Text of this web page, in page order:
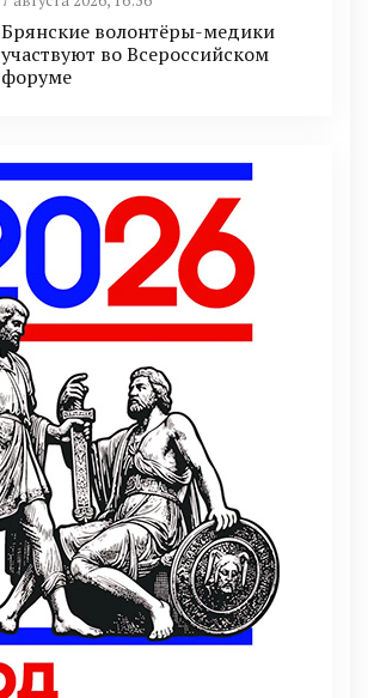
Брянские волонтёры-медики
участвуют во Всероссийском
форуме